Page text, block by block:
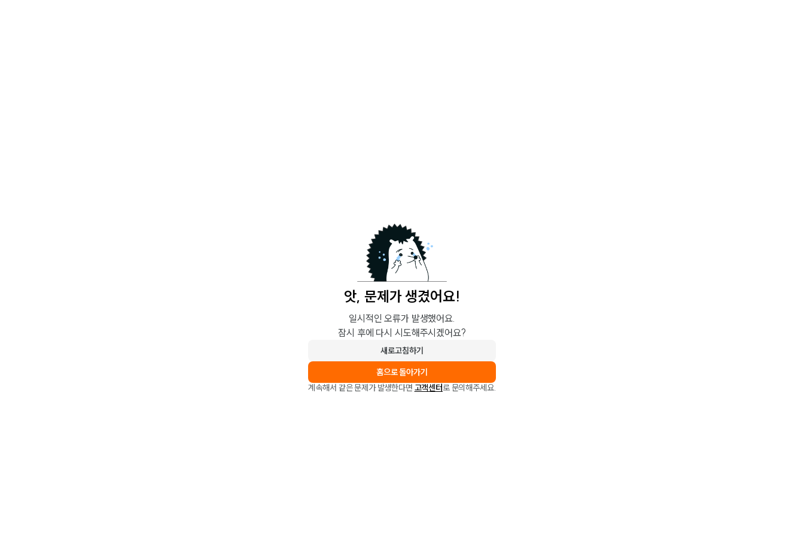
앗, 문제가 생겼어요!
일시적인 오류가 발생했어요.
잠시 후에 다시 시도해주시겠어요?
새로고침하기
홈으로 돌아가기
계속해서 같은 문제가 발생한다면 고객센터로 문의해주세요.